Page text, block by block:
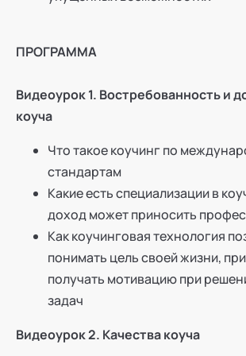
ПРОГРАММА
Видеоурок 1. Востребованность и
коуча
Что такое коучинг по
стандартам
Какие есть специализации в
доход может приносить
Как коучинговая технология
понимать цель своей жизни,
получать мотивацию при
задач
Видеоурок 2. Качества коуча